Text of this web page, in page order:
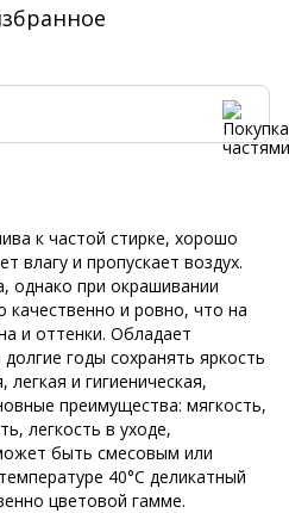
к частой стирке, хорошо
влагу и пропускает воздух.
однако при окрашивании
качественно и ровно, что на
и оттенки. Обладает
годы сохранять яркость
легкая и гигиеническая,
преимущества: мягкость,
легкость в уходе,
быть смесовым или
40°С деликатный
цветовой гамме.